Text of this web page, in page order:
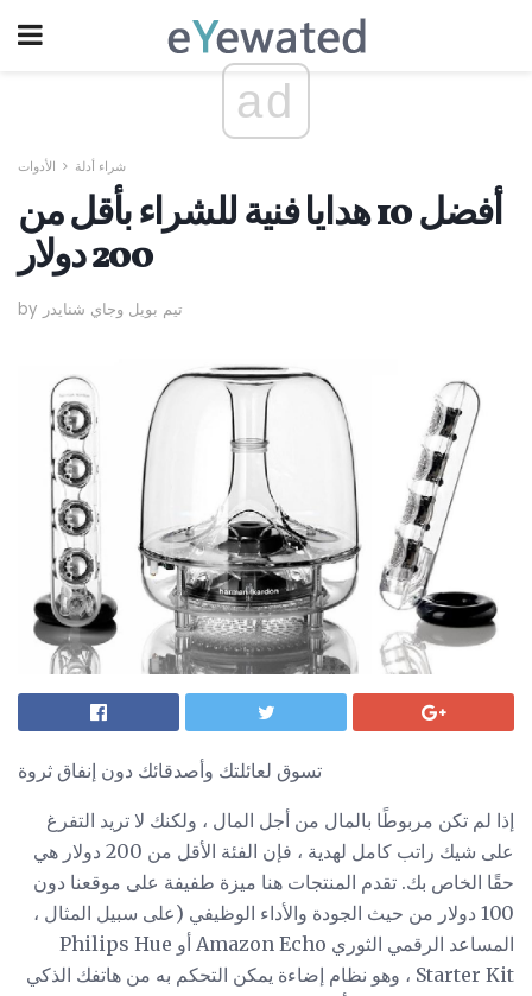
ad
شراء أدلة الأدوات
أفضل 10 هدايا فنية للشراء بأقل من
200 دولار
by تيم بويل وجاي شنايدر
تسوق لعائلتك وأصدقائك دون إنفاق ثروة
إذا لم تكن مربوطًا بالمال من أجل المال ، ولكنك لا تريد التفرغ
على شيك راتب كامل لهدية ، فإن الفئة الأقل من 200 دولار هي
حقًا الخاص بك. تقدم المنتجات هنا ميزة طفيفة على موقعنا دون
100 دولار من حيث الجودة والأداء الوظيفي (على سبيل المثال ،
المساعد الرقمي الثوري Amazon Echo أو Philips Hue
Starter Kit ، وهو نظام إضاءة يمكن التحكم به من هاتفك الذكي